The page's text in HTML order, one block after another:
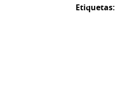
Etiquetas: